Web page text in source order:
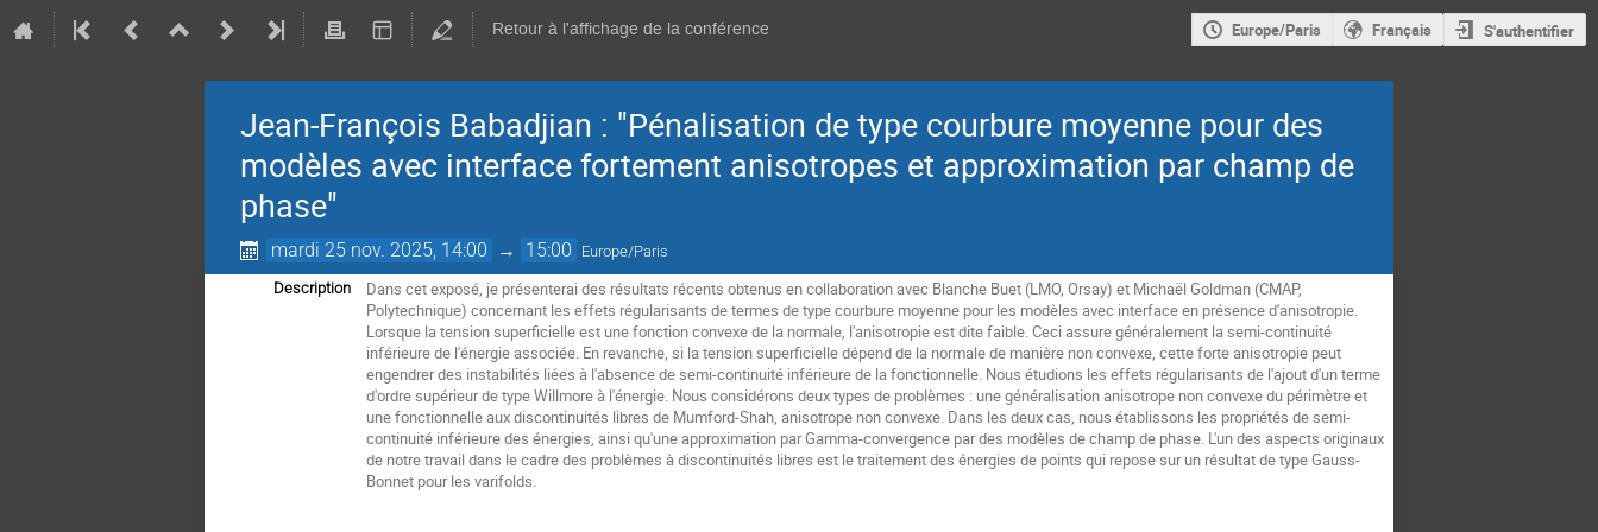
Retour à l'affichage de la conférence Europe/Paris Français S'authentifier
Jean-François Babadjian : "Pénalisation de type courbure moyenne pour des
modèles avec interface fortement anisotropes et approximation par champ de
phase"
mardi 25 nov. 2025, 14:00 → 15:00 Europe/Paris
Description
Dans cet exposé, je présenterai des résultats récents obtenus en collaboration avec Blanche Buet (LMO, Orsay) et Michaël Goldman (CMAP,
Polytechnique) concernant les effets régularisants de termes de type courbure moyenne pour les modèles avec interface en présence d'anisotropie.
Lorsque la tension superficielle est une fonction convexe de la normale, l'anisotropie est dite faible. Ceci assure généralement la semi-continuité
inférieure de l'énergie associée. En revanche, si la tension superficielle dépend de la normale de manière non convexe, cette forte anisotropie peut
engendrer des instabilités liées à l'absence de semi-continuité inférieure de la fonctionnelle. Nous étudions les effets régularisants de l'ajout d'un terme
d'ordre supérieur de type Willmore à l'énergie. Nous considérons deux types de problèmes : une généralisation anisotrope non convexe du périmètre et
une fonctionnelle aux discontinuités libres de Mumford-Shah, anisotrope non convexe. Dans les deux cas, nous établissons les propriétés de semi-
continuité inférieure des énergies, ainsi qu'une approximation par Gamma-convergence par des modèles de champ de phase. L'un des aspects originaux
de notre travail dans le cadre des problèmes à discontinuités libres est le traitement des énergies de points qui repose sur un résultat de type Gauss-
Bonnet pour les varifolds.